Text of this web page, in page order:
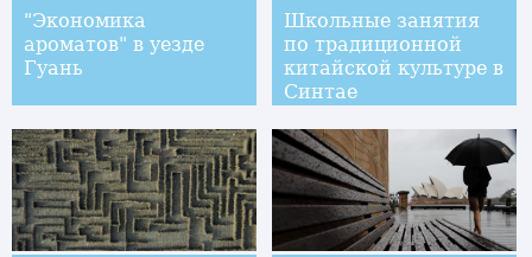
"Экономика
ароматов" в уезде
Гуань
Школьные занятия
по традиционной
китайской культуре в
Синтае